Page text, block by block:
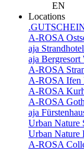
EN
Locations
A-ROSA
aja
aja Bergresort
A-ROSA
A-ROSA Ifen
A-ROSA
A-ROSA
aja
Urban Nature
Urban Nature
A-ROSA